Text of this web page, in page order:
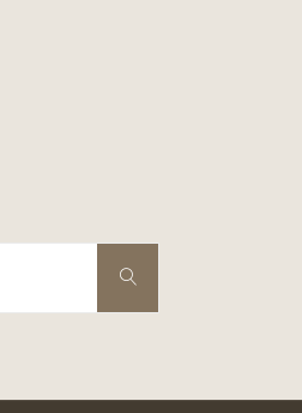
対
検